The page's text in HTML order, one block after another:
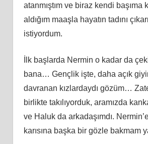
atanmıştım ve biraz kendi başıma
aldığım maaşla hayatın tadını
istiyordum.
İlk başlarda Nermin o kadar da
bana… Gençlik işte, daha açık
davranan kızlardaydı gözüm…
birlikte takılıyorduk, aramızda
ve Haluk da arkadaşımdı.
karısına başka bir gözle bakmam